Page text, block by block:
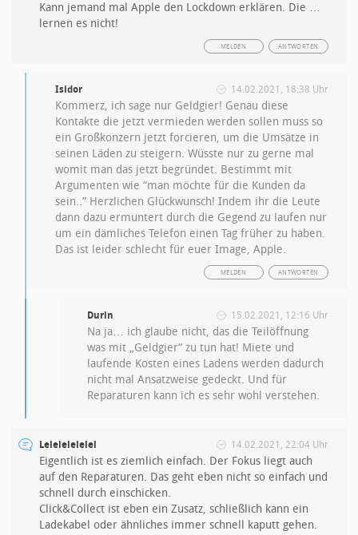
Kann jemand mal Apple den Lockdown erklären. Die …
lernen es nicht!
ANTWORTEN
MELDEN
Isidor 14.02.2021, 18:38 Uhr
Kommerz, ich sage nur Geldgier! Genau diese
Kontakte die jetzt vermieden werden sollen muss so
ein Großkonzern jetzt forcieren, um die Umsätze in
seinen Läden zu steigern. Wüsste nur zu gerne mal
womit man das jetzt begründet. Bestimmt mit
Argumenten wie “man möchte für die Kunden da
sein..” Herzlichen Glückwunsch! Indem ihr die Leute
dann dazu ermuntert durch die Gegend zu laufen nur
um ein dämliches Telefon einen Tag früher zu haben.
Das ist leider schlecht für euer Image, Apple.
ANTWORTEN
MELDEN
Durin 15.02.2021, 12:16 Uhr
Na ja… ich glaube nicht, das die Teilöffnung
was mit „Geldgier“ zu tun hat! Miete und
laufende Kosten eines Ladens werden dadurch
nicht mal Ansatzweise gedeckt. Und für
Reparaturen kann ich es sehr wohl verstehen.
Lelelelelelel 14.02.2021, 22:04 Uhr
Eigentlich ist es ziemlich einfach. Der Fokus liegt auch
auf den Reparaturen. Das geht eben nicht so einfach und
schnell durch einschicken.
Click&Collect ist eben ein Zusatz, schließlich kann ein
Ladekabel oder ähnliches immer schnell kaputt gehen.